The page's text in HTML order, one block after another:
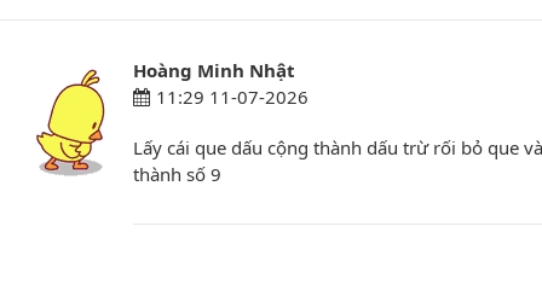
Hoàng Minh Nhật
11:29 11-07-2026
Lấy cái que dấu cộng thành dấu trừ rối bỏ que
thành số 9